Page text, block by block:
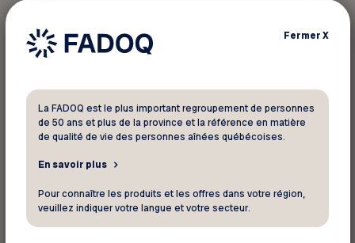
savoir plus
Les Grands Explorateurs |
Maison Théâtre |En savoir plus
Orchestre Symphonique de Montréal |En
savoir plus
Théâtre aux Écuries |
Théâtre Denise-Pelletier |
En savoir plus
Théâtre Espace Go |En savoir plus
FermerX
La FADOQ est le plus important regroupement de personnes
de 50 ans et plus de la province et la référence en matière
de qualité de vie des personnes aînées québécoises.
En savoir plus
Pour connaître les produits et les offres dans votre région,
veuillez indiquer votre langue et votre secteur.